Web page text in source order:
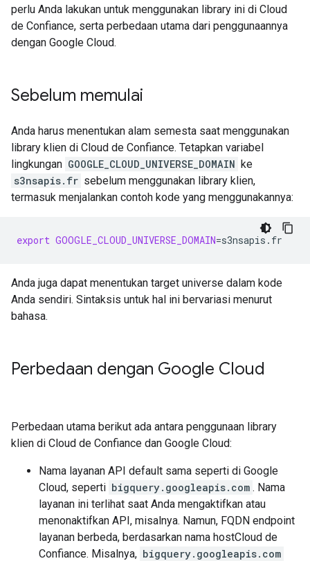
perlu Anda lakukan untuk menggunakan library ini di Cloud
de Confiance, serta perbedaan utama dari penggunaannya
dengan Google Cloud.
Sebelum memulai
Anda harus menentukan alam semesta saat menggunakan
library klien di Cloud de Confiance. Tetapkan variabel
lingkungan GOOGLE_CLOUD_UNIVERSE_DOMAIN ke
s3nsapis.fr sebelum menggunakan library klien,
termasuk menjalankan contoh kode yang menggunakannya:
export GOOGLE_CLOUD_UNIVERSE_DOMAIN=
Anda juga dapat menentukan target universe dalam kode
Anda sendiri. Sintaksis untuk hal ini bervariasi menurut
bahasa.
Perbedaan dengan Google Cloud
Perbedaan utama berikut ada antara penggunaan library
klien di Cloud de Confiance dan Google Cloud:
Nama layanan API default sama seperti di Google
Cloud, seperti bigquery.googleapis.com . Nama
layanan ini terlihat saat Anda mengaktifkan atau
menonaktifkan API, misalnya. Namun, FQDN endpoint
layanan berbeda, berdasarkan nama hostCloud de
Confiance. Misalnya, bigquery.googleapis.com